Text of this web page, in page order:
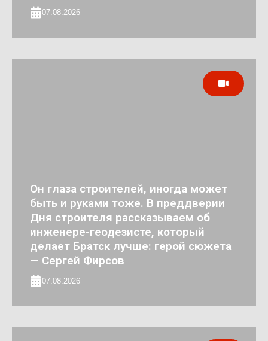
07.08.2026
Он глаза строителей, иногда может
быть и руками тоже. В преддверии
Дня строителя рассказываем об
инженере-геодезисте, который
делает Братск лучше: герой сюжета
— Сергей Фирсов
07.08.2026